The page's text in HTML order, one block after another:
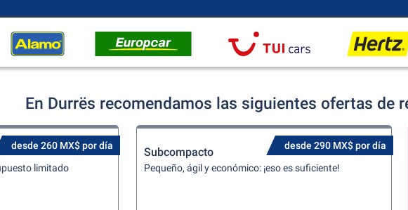
En Durrës recomendamos las siguientes ofertas de
desde 260 MX$ por día
limitado
desde 290 MX$ por día
Subcompacto
Pequeño, ágil y económico: ¡eso es suficiente!